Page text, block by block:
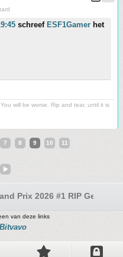
schreef ESF1Gamer het
will be worse. Rip and tear, until it is
7 8 9 10 11
Prix 2026 #1 RIP Gerrit
van deze links
Bitvavo